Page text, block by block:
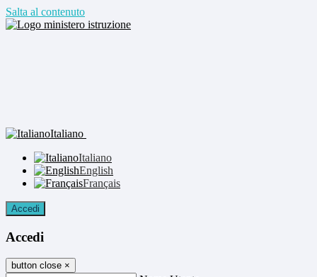
Salta al contenuto
Italiano
Italiano
English
Français
Accedi
Accedi
button close ×